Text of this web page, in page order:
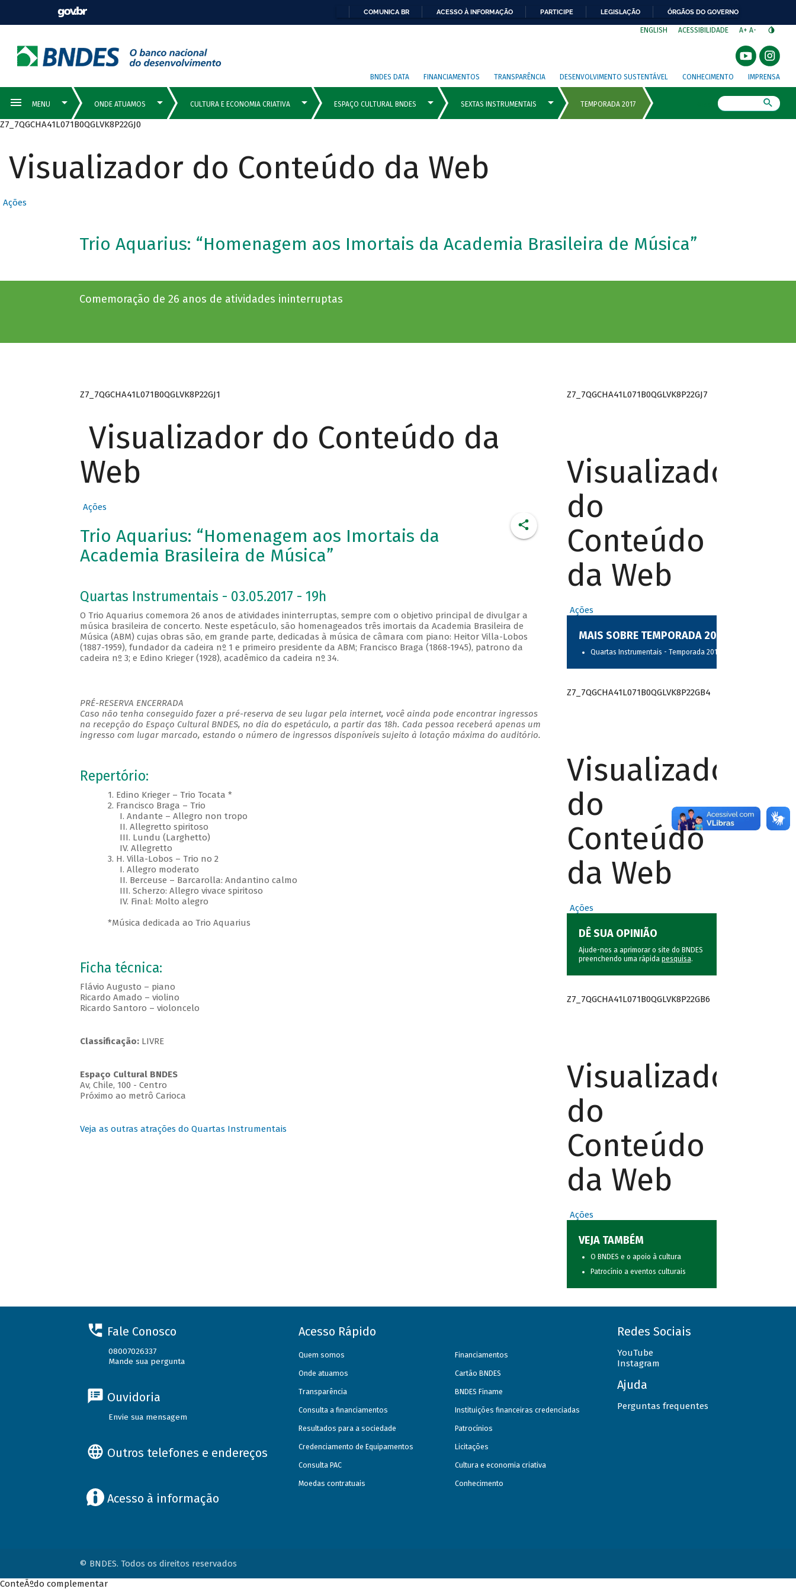
COMUNICA BR ACESSO À INFORMAÇÃO PARTICIPE LEGISLAÇÃO ÓRGÃOS DO GOVERNO
ENGLISH ACESSIBILIDADE A+ A-
BNDES DATA FINANCIAMENTOS TRANSPARÊNCIA DESENVOLVIMENTO SUSTENTÁVEL CONHECIMENTO IMPRENSA
Z7_7QGCHA41L071B0QGLVK8P22GJ0
Visualizador do Conteúdo da Web
Ações
Trio Aquarius: “Homenagem aos Imortais da Academia Brasileira de Música”
Comemoração de 26 anos de atividades ininterruptas
Z7_7QGCHA41L071B0QGLVK8P22GJ1
Visualizador do Conteúdo da
Web
Ações
Trio Aquarius: “Homenagem aos Imortais da
Academia Brasileira de Música”
Quartas Instrumentais - 03.05.2017 - 19h
O Trio Aquarius comemora 26 anos de atividades ininterruptas, sempre com o objetivo principal de divulgar a
música brasileira de concerto. Neste espetáculo, são homenageados três imortais da Academia Brasileira de
Música (ABM) cujas obras são, em grande parte, dedicadas à música de câmara com piano: Heitor Villa-Lobos
(1887-1959), fundador da cadeira nº 1 e primeiro presidente da ABM; Francisco Braga (1868-1945), patrono da
cadeira nº 3; e Edino Krieger (1928), acadêmico da cadeira nº 34.
PRÉ-RESERVA ENCERRADA
Caso não tenha conseguido fazer a pré-reserva de seu lugar pela internet, você ainda pode encontrar ingressos
na recepção do Espaço Cultural BNDES, no dia do espetáculo, a partir das 18h. Cada pessoa receberá apenas um
ingresso com lugar marcado, estando o número de ingressos disponíveis sujeito à lotação máxima do auditório.
Repertório:
1. Edino Krieger – Trio Tocata *
2. Francisco Braga – Trio
I. Andante – Allegro non tropo
II. Allegretto spiritoso
III. Lundu (Larghetto)
IV. Allegretto
3. H. Villa-Lobos – Trio no 2
I. Allegro moderato
II. Berceuse – Barcarolla: Andantino calmo
III. Scherzo: Allegro vivace spiritoso
IV. Final: Molto alegro
*Música dedicada ao Trio Aquarius
Ficha técnica:
Flávio Augusto – piano
Ricardo Amado – violino
Ricardo Santoro – violoncelo
Classificação:LIVRE
Espaço Cultural BNDES
Av, Chile, 100 - Centro
Próximo ao metrô Carioca
Veja as outras atrações do Quartas Instrumentais
Z7_7QGCHA41L071B0QGLVK8P22GJ7
Visualizador
do
Conteúdo
da Web
Ações
MAIS SOBRE TEMPORADA 2017
Quartas Instrumentais - Temporada 2017
Z7_7QGCHA41L071B0QGLVK8P22GB4
Visualizador
do
Conteúdo
da Web
Ações
DÊ SUA OPINIÃO
Ajude-nos a aprimorar o site do BNDES
preenchendo uma rápida pesquisa.
Z7_7QGCHA41L071B0QGLVK8P22GB6
Visualizador
do
Conteúdo
da Web
Ações
VEJA TAMBÉM
O BNDES e o apoio à cultura
Patrocínio a eventos culturais
Fale Conosco
08007026337
Mande sua pergunta
Ouvidoria
Envie sua mensagem
Outros telefones e endereços
Acesso à informação
Acesso Rápido
Quem somos
Onde atuamos
Transparência
Consulta a financiamentos
Resultados para a sociedade
Credenciamento de Equipamentos
Consulta PAC
Moedas contratuais
Financiamentos
Cartão BNDES
BNDES Finame
Instituições financeiras credenciadas
Patrocínios
Licitações
Cultura e economia criativa
Conhecimento
Redes Sociais
YouTube
Instagram
Ajuda
Perguntas frequentes
© BNDES. Todos os direitos reservados
ConteÃºdo complementar